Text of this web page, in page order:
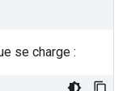
se charge :